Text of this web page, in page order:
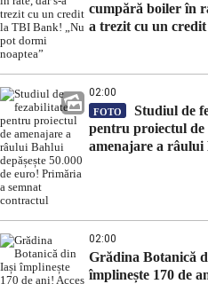
cumpără boiler în
a trezit cu un
02:00
FOTO
Studiul de
pentru proiectul de
amenajare a râului
02:00
Grădina Botanică
împlinește 170 de